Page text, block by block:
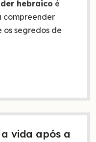
hebraico é
compreender
os segredos de
vida após a